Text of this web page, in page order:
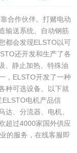
合作伙伴。打赌电动
输送系统、自动钢筋
都会发现ELSTO以可
还开发和生产了各
、静止加热、特殊油
，ELSTO开发了一种
种可选设备。以下就
ELSTO电机产品信
达、分流器、电机、
超过4000家国外供应
的服务，在线客服即